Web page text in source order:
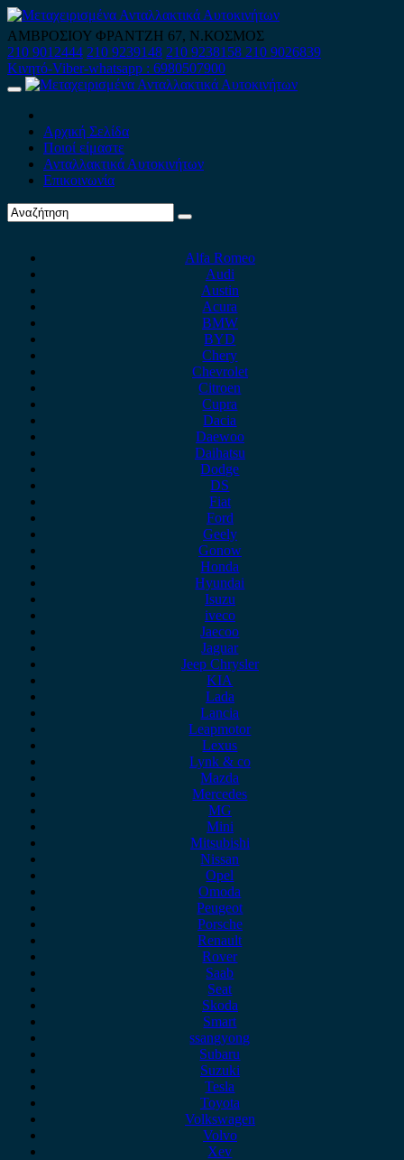
Skip
to
content
ΑΜΒΡΟΣΙΟΥ ΦΡΑΝΤΖΗ 67, Ν.ΚΟΣΜΟΣ
210 9012444 210 9239148 210 9238158 210 9026839
Κινητό-Viber-whatsapp : 6980507900
Primary
Αρχική Σελίδα
Ποιοί είμαστε
Ανταλλακτικά Αυτοκινήτων
Επικοινωνία
Alfa Romeo
Audi
Austin
Acura
BMW
BYD
Chery
Chevrolet
Citroen
Cupra
Dacia
Daewoo
Daihatsu
Dodge
DS
Fiat
Ford
Geely
Gonow
Honda
Hyundai
Isuzu
iveco
Jaecoo
Jaguar
Jeep Chrysler
KIA
Lada
Lancia
Leapmotor
Lexus
Lynk & co
Mazda
Mercedes
MG
Mini
Mitsubishi
Nissan
Opel
Omoda
Peugeot
Porsche
Renault
Rover
Saab
Seat
Skoda
Smart
ssangyong
Subaru
Suzuki
Tesla
Toyota
Volkswagen
Volvo
Xev